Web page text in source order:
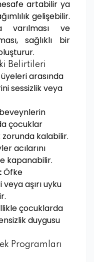
artabilir ya
gelişebilir.
varılması ve
sağlıklı bir
Belirtileri
arasında
sessizlik veya
çocuklar
kalabilir.
acılarını
kapanabilir.
Öfke
aşırı uyku
çocuklarda
duygusu
Programları